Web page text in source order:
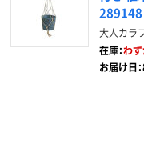
289148
大人カラ
在庫：わ
お届け日